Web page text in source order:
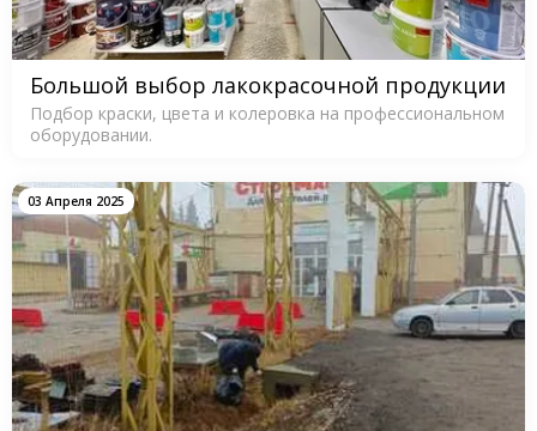
Большой выбор лакокрасочной продукции
Подбор краски, цвета и колеровка на профессиональном
оборудовании.
03 Апреля 2025